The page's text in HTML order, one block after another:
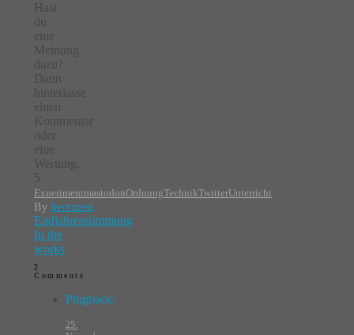
Hast
du
eine
Meinung
dazu?
Dann
hinterlasse
einen
Kommentar
oder
eine
Wertung.
5
ExperimentmastodonOrdnungTechnikTwitterUnterricht
By herrmess
Endjahresstimmung
In the
works
2
Comments
Pingback:
25.